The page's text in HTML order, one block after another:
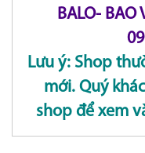
BALO- BAO
Lưu ý: Shop
mới. Quý
shop để xem